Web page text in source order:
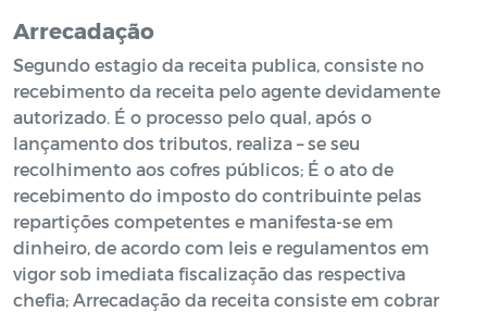
Arrecadação
Segundo estagio da receita publica, consiste no
recebimento da receita pelo agente devidamente
autorizado. É o processo pelo qual, após o
lançamento dos tributos, realiza – se seu
recolhimento aos cofres públicos; É o ato de
recebimento do imposto do contribuinte pelas
repartições competentes e manifesta-se em
dinheiro, de acordo com leis e regulamentos em
vigor sob imediata fiscalização das respectiva
chefia; Arrecadação da receita consiste em cobrar